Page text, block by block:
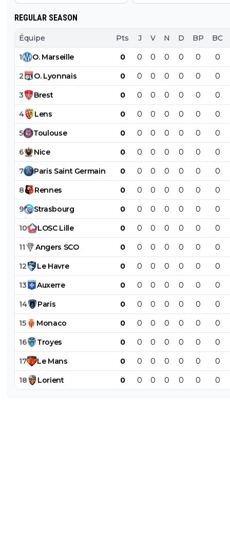
REGULAR SEASON
Équipe Pts J V N D BP BC
1 O. Marseille 0 0 0 0 0 0 0
2 O. Lyonnais 0 0 0 0 0 0 0
3 Brest 0 0 0 0 0 0 0
4 Lens 0 0 0 0 0 0 0
5 Toulouse 0 0 0 0 0 0 0
6 Nice 0 0 0 0 0 0 0
7 Paris Saint Germain 0 0 0 0 0 0 0
8 Rennes 0 0 0 0 0 0 0
9 Strasbourg 0 0 0 0 0 0 0
10 LOSC Lille 0 0 0 0 0 0 0
11 Angers SCO 0 0 0 0 0 0 0
12 Le Havre 0 0 0 0 0 0 0
13 Auxerre 0 0 0 0 0 0 0
14 Paris 0 0 0 0 0 0 0
15 Monaco 0 0 0 0 0 0 0
16 Troyes 0 0 0 0 0 0 0
17 Le Mans 0 0 0 0 0 0 0
18 Lorient 0 0 0 0 0 0 0